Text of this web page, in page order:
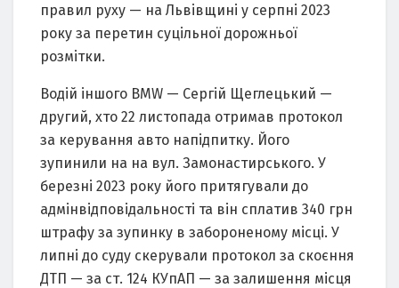
правил руху — на Львівщині у серпні 2023
року за перетин суцільної дорожньої
розмітки.
Водій іншого BMW — Сергій Щеглецький —
другий, хто 22 листопада отримав протокол
за керування авто напідпитку. Його
зупинили на на вул. Замонастирського. У
березні 2023 року його притягували до
адмінвідповідальності та він сплатив 340 грн
штрафу за зупинку в забороненому місці. У
липні до суду скерували протокол за скоєння
ДТП — за ст. 124 КУпАП — за залишення місця